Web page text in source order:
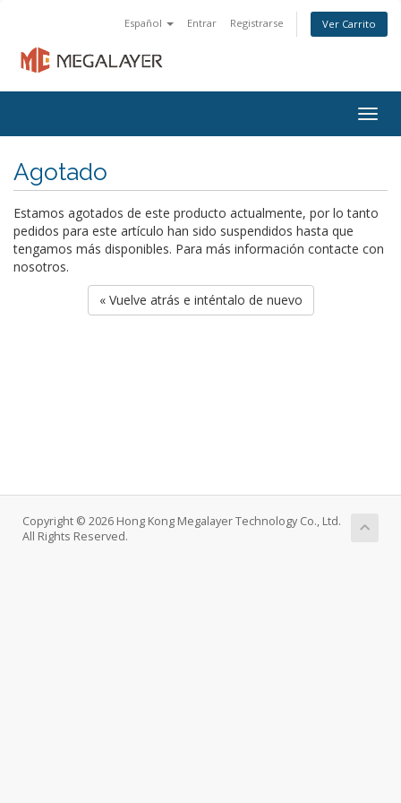
Español Entrar Registrarse Ver Carrito
Agotado
Estamos agotados de este producto actualmente, por lo tanto
pedidos para este artículo han sido suspendidos hasta que
tengamos más disponibles. Para más información contacte con
nosotros.
« Vuelve atrás e inténtalo de nuevo
Copyright © 2026 Hong Kong Megalayer Technology Co., Ltd.
All Rights Reserved.